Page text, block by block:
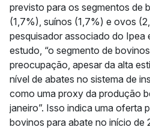
previsto para os segmentos de
(1,7%), suínos (1,7%) e ovos
pesquisador associado do Ipea
estudo, “o segmento de
preocupação, apesar da alta
nível de abates no sistema de
como uma proxy da produção
janeiro”. Isso indica uma oferta
bovinos para abate no início de